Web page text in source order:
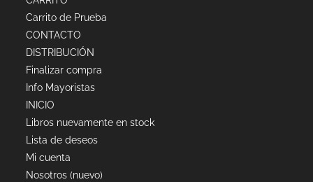
Carrito de Prueba
CONTACTO
DISTRIBUCIÓN
Finalizar compra
Info Mayoristas
INICIO
Libros nuevamente en stock
Lista de deseos
Mi cuenta
Nosotros (nuevo)